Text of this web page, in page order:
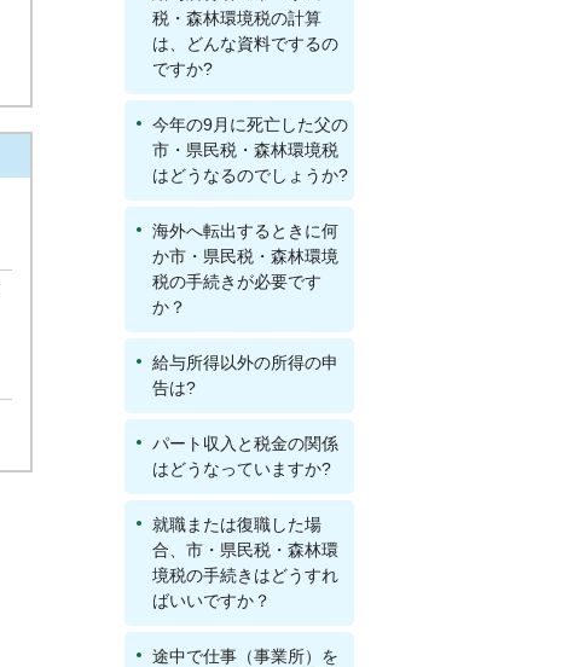
税・森林環境税の計算
は、どんな資料でするの
ですか?
今年の9月に死亡した父の
市・県民税・森林環境税
はどうなるのでしょうか?
海外へ転出するときに何
か市・県民税・森林環境
税の手続きが必要です
か？
給与所得以外の所得の申
告は?
パート収入と税金の関係
はどうなっていますか?
就職または復職した場
合、市・県民税・森林環
境税の手続きはどうすれ
ばいいですか？
途中で仕事（事業所）を